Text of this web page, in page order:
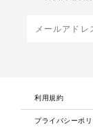
利用規約
プライバシーポ